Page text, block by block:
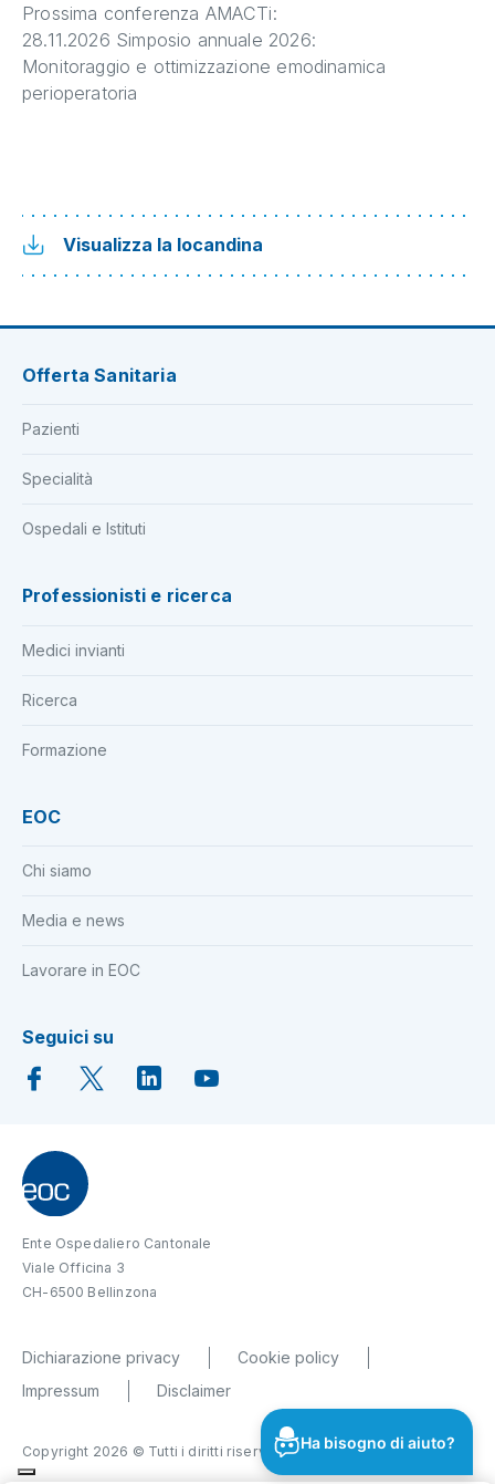
Prossima conferenza AMACTi:
28.11.2026 Simposio annuale 2026:
Monitoraggio e ottimizzazione emodinamica
perioperatoria
Visualizza la locandina
Offerta Sanitaria
Pazienti
Specialità
Ospedali e Istituti
Professionisti e ricerca
Medici invianti
Ricerca
Formazione
EOC
Chi siamo
Media e news
Lavorare in EOC
Seguici su
Ente Ospedaliero Cantonale
Viale Officina 3
CH-6500 Bellinzona
Dichiarazione privacy
Cookie policy
Impressum
Disclaimer
Copyright 2026 © Tutti i diritti riservati
Ha bisogno di aiuto?